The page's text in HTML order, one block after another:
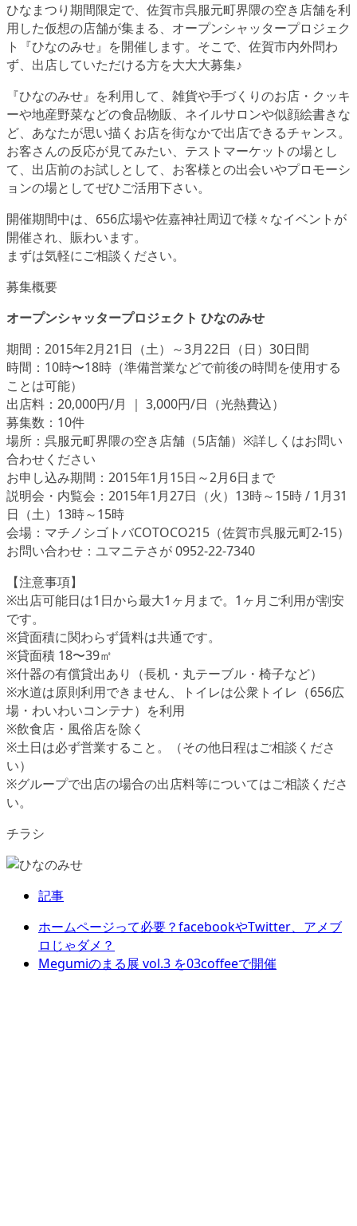
ひなまつり期間限定で、佐賀市呉服元町界隈の空き店舗を利
用した仮想の店舗が集まる、オープンシャッタープロジェク
ト『ひなのみせ』を開催します。そこで、佐賀市内外問わ
ず、出店していただける方を大大大募集♪
『ひなのみせ』を利用して、雑貨や手づくりのお店・クッキ
ーや地産野菜などの食品物販、ネイルサロンや似顔絵書きな
ど、あなたが思い描くお店を街なかで出店できるチャンス。
お客さんの反応が見てみたい、テストマーケットの場とし
て、出店前のお試しとして、お客様との出会いやプロモーシ
ョンの場としてぜひご活用下さい。
開催期間中は、656広場や佐嘉神社周辺で様々なイベントが
開催され、賑わいます。
まずは気軽にご相談ください。
募集概要
オープンシャッタープロジェクト ひなのみせ
期間：2015年2月21日（土）～3月22日（日）30日間
時間：10時〜18時（準備営業などで前後の時間を使用する
ことは可能）
出店料：20,000円/月 ｜ 3,000円/日（光熱費込）
募集数：10件
場所：呉服元町界隈の空き店舗（5店舗）※詳しくはお問い
合わせください
お申し込み期間：2015年1月15日～2月6日まで
説明会・内覧会：2015年1月27日（火）13時～15時 / 1月31
日（土）13時～15時
会場：マチノシゴトバCOTOCO215（佐賀市呉服元町2-15）
お問い合わせ：ユマニテさが 0952-22-7340
【注意事項】
※出店可能日は1日から最大1ヶ月まで。1ヶ月ご利用が割安
です。
※貸面積に関わらず賃料は共通です。
※貸面積 18〜39㎡
※什器の有償貸出あり（長机・丸テーブル・椅子など）
※水道は原則利用できません、トイレは公衆トイレ（656広
場・わいわいコンテナ）を利用
※飲食店・風俗店を除く
※土日は必ず営業すること。（その他日程はご相談くださ
い）
※グループで出店の場合の出店料等についてはご相談くださ
い。
チラシ
記事
ホームページって必要？facebookやTwitter、アメブ
ロじゃダメ？
Megumiのまる展 vol.3 を03coffeeで開催